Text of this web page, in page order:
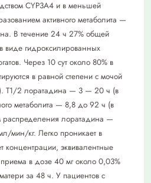
CYP3A4 и в меньшей
активного метаболита —
В течение 24 ч 27% общей
виде гидроксилированных
Через 10 сут около 80% в
в равной степени с мочой
Т1/2 лоратадина — 3 — 20 ч (в
метаболита — 8,8 до 92 ч (в
лоратадина —
мин/кг. Легко проникает в
концентрации, эквивалентные
в дозе 40 мг около 0,03%
за 48 ч. У пациентов с